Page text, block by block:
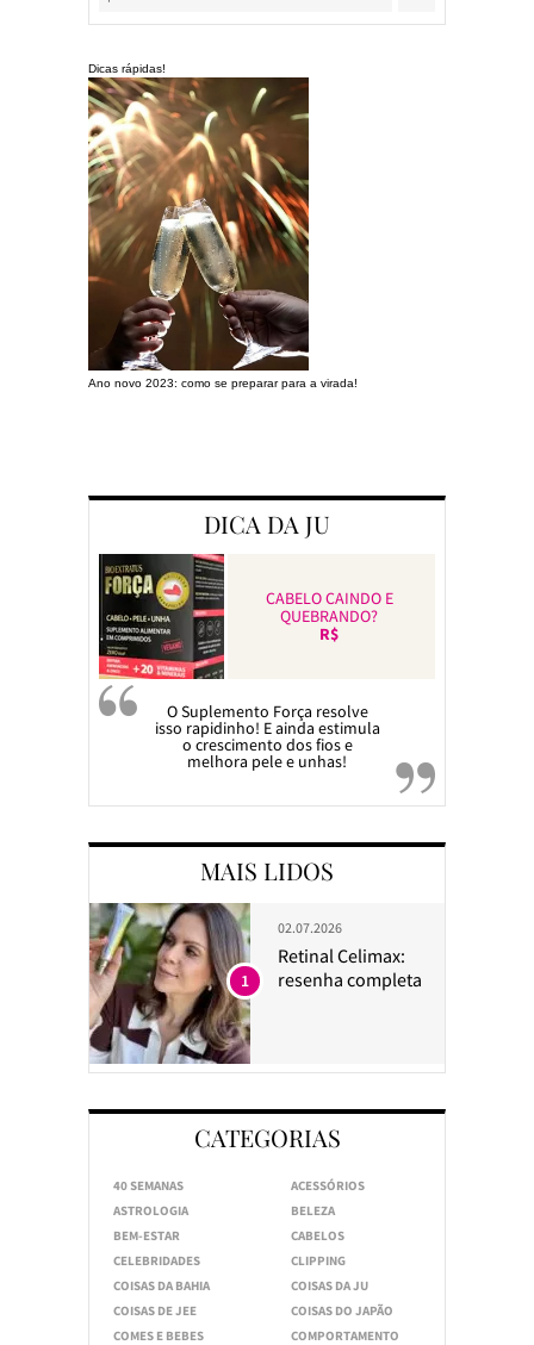
Dicas rápidas!
Ano novo 2023: como se preparar para a virada!
DICA DA JU
CABELO CAINDO E
QUEBRANDO?
R$
O Suplemento Força resolve
isso rapidinho! E ainda estimula
o crescimento dos fios e
melhora pele e unhas!
MAIS LIDOS
02.07.2026
Retinal Celimax:
resenha completa
1
CATEGORIAS
40 SEMANAS
ACESSÓRIOS
ASTROLOGIA
BELEZA
BEM-ESTAR
CABELOS
CELEBRIDADES
CLIPPING
COISAS DA BAHIA
COISAS DA JU
COISAS DE JEE
COISAS DO JAPÃO
COMES E BEBES
COMPORTAMENTO